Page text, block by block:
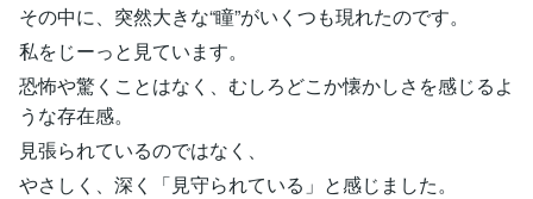
その中に、突然大きな“瞳”がいくつも現れたのです。
私をじーっと見ています。
恐怖や驚くことはなく、むしろどこか懐かしさを感じるよ
うな存在感。
見張られているのではなく、
やさしく、深く「見守られている」と感じました。